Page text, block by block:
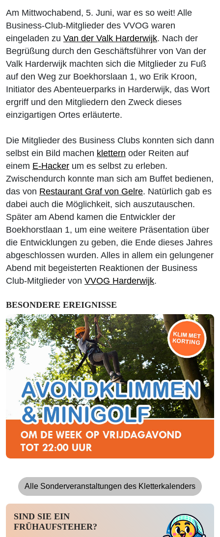
Am Mittwochabend, 5. Juni, war es so weit! Alle
Business-Club-Mitglieder des VVOG waren
eingeladen zu Van der Valk Harderwijk. Nach der
Begrüßung durch den Geschäftsführer von Van der
Valk Harderwijk machten sich die Mitglieder zu Fuß
auf den Weg zur Boekhorslaan 1, wo Erik Kroon,
Initiator des Abenteuerparks in Harderwijk, das Wort
ergriff und den Mitgliedern den Zweck dieses
einzigartigen Ortes erläuterte.
Die Mitglieder des Business Clubs konnten sich dann
selbst ein Bild machen klettern oder Reiten auf
einem E-Hacker um es selbst zu erleben.
Zwischendurch konnte man sich am Buffet bedienen,
das von Restaurant Graf von Gelre. Natürlich gab es
dabei auch die Möglichkeit, sich auszutauschen.
Später am Abend kamen die Entwickler der
Boekhorstlaan 1, um eine weitere Präsentation über
die Entwicklungen zu geben, die Ende dieses Jahres
abgeschlossen wurden. Alles in allem ein gelungener
Abend mit begeisterten Reaktionen der Business
Club-Mitglieder von VVOG Harderwijk.
BESONDERE EREIGNISSE
Alle Sonderveranstaltungen des Kletterkalenders
SIND SIE EIN
FRÜHAUFSTEHER?